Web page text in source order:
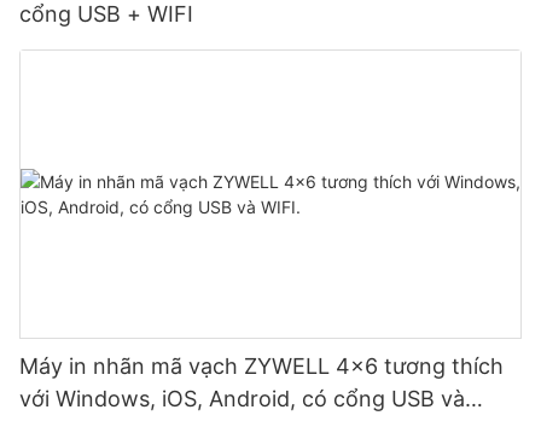
cổng USB + WIFI
Máy in nhãn mã vạch ZYWELL 4x6 tương thích
với Windows, iOS, Android, có cổng USB và